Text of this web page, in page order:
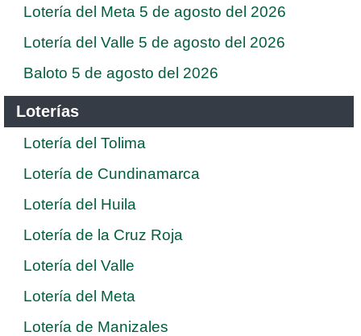
Lotería del Meta 5 de agosto del 2026
Lotería del Valle 5 de agosto del 2026
Baloto 5 de agosto del 2026
Loterías
Lotería del Tolima
Lotería de Cundinamarca
Lotería del Huila
Lotería de la Cruz Roja
Lotería del Valle
Lotería del Meta
Lotería de Manizales